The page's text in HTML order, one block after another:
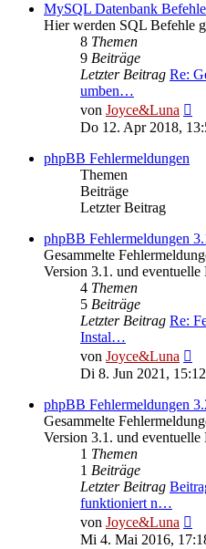
MySQL Datenbank Befehle
Hier werden SQL Befehle
8 Themen
9 Beiträge
Letzter Beitrag Re:
umben…
von Joyce&Luna
Do 12. Apr 2018,
phpBB Fehlermeldungen
Themen
Beiträge
Letzter Beitrag
phpBB Fehlermeldungen
Gesammelte
Version 3.1. und eventuelle
4 Themen
5 Beiträge
Letzter Beitrag Re:
Instal…
von Joyce&Luna
Di 8. Jun 2021, 15:12
phpBB Fehlermeldungen
Gesammelte
Version 3.1. und eventuelle
1 Themen
1 Beiträge
Letzter Beitrag
funktioniert n…
von Joyce&Luna
Mi 4. Mai 2016,